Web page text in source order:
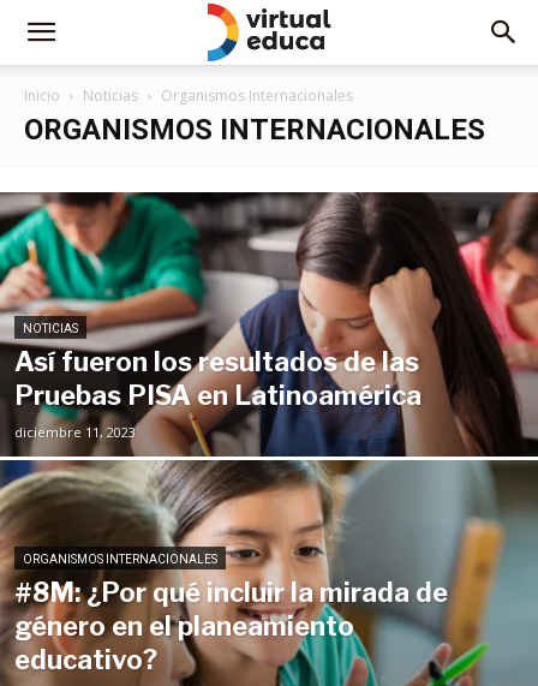
Inicio Noticias Organismos Internacionales
ORGANISMOS INTERNACIONALES
NOTICIAS
Así fueron los resultados de las
Pruebas PISA en Latinoamérica
diciembre 11, 2023
ORGANISMOS INTERNACIONALES
#8M: ¿Por qué incluir la mirada de
género en el planeamiento
educativo?